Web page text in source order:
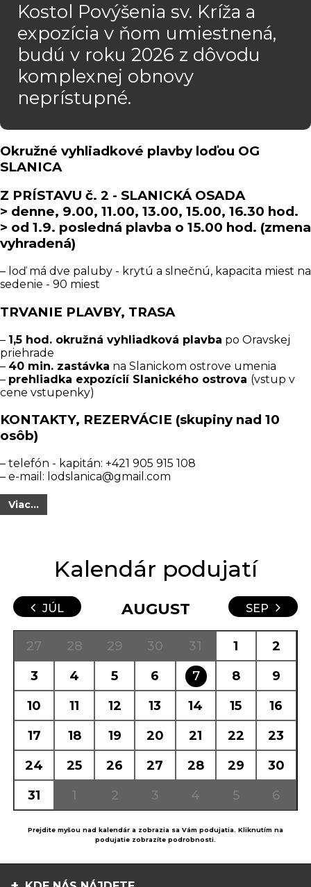
Kostol Povýšenia sv. Kríža a
expozícia v ňom umiestnená,
budú v roku 2026 z dôvodu
komplexnej obnovy
neprístupné.
Okružné vyhliadkové plavby loďou OG
SLANICA
Z PRÍSTAVU č. 2 - SLANICKÁ OSADA
> denne, 9.00, 11.00, 13.00, 15.00, 16.30 hod.
> od 1.9. posledná plavba o 15.00 hod. (zmena
vyhradená)
– loď má dve paluby - krytú a slnečnú, kapacita miest na
sedenie - 90 miest
TRVANIE PLAVBY, TRASA
– 1,5 hod. okružná vyhliadková plavba po Oravskej
priehrade
– 40 min. zastávka na Slanickom ostrove umenia
– prehliadka expozícií Slanického ostrova (vstup v
cene vstupenky)
KONTAKTY, REZERVÁCIE (skupiny nad 10
osôb)
– telefón - kapitán: +421 905 915 108
– e-mail: lodslanica@gmail.com
Viac...
Kalendár podujatí
AUGUST
JÚL SEP
27 28 29 30 31 1
2
3
4 5 6 7 8
9
10
11 12 13 14 15
16
17
18 19 20 21 22
23
24
25 26 27 28 29
30
31
1 2 3 4 5 6
Prejdite myšou nad kalendár a zobrazia sa Vám podujatia. Kliknutím na
podujatie zobrazíte podrobnosti.